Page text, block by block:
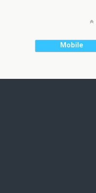
Mobile